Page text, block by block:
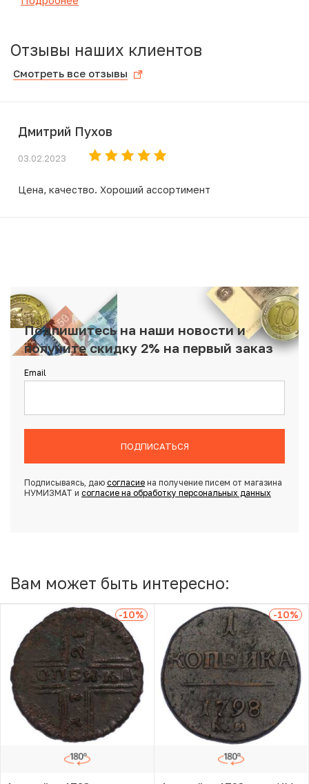
Отзывы наших клиентов
Смотреть все отзывы
Дмитрий Пухов
03.02.2023
Цена, качество. Хороший ассортимент
Подпишитесь на наши новости и
получите скидку 2% на первый заказ
Email
ПОДПИСАТЬСЯ
Подписываясь, даю согласиена получение писем от магазина
НУМИЗМАТ и согласие на обработку персональных данных
Вам может быть интересно:
-10% -10%